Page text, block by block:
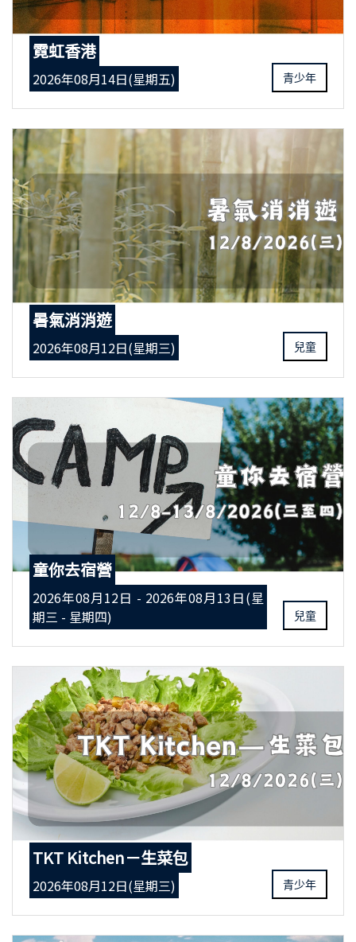
霓虹香港
2026年08月14日(星期五) 青少年
暑氣消消遊
2026年08月12日(星期三) 兒童
童你去宿營
2026年08月12日 - 2026年08月13日(星
期三 - 星期四)
兒童
TKT Kitchen－生菜包
2026年08月12日(星期三) 青少年